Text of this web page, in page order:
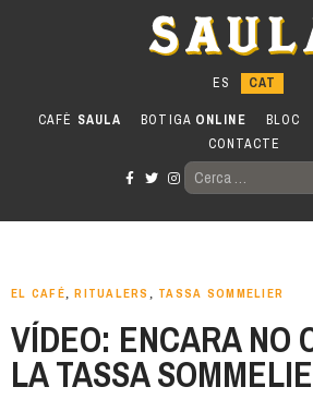
CAFÈ SAULA BOTIGA ONLINE BLOC
CONTACTE
CERCA:
EL CAFÉ,RITUALERS , TASSA SOMMELIER
VÍDEO: ENCARA NO
LA TASSA